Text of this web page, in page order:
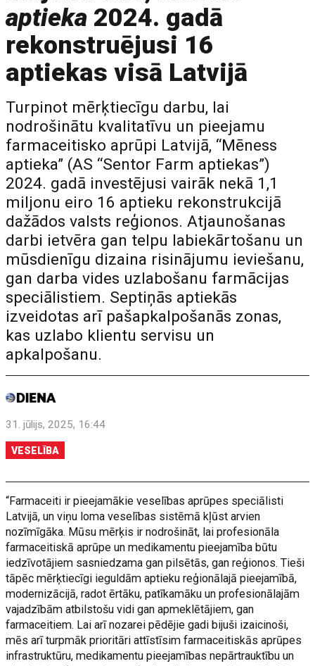
aptieka 2024. gadā
rekonstruējusi 16
aptiekas visā Latvijā
Turpinot mērķtiecīgu darbu, lai
nodrošinātu kvalitatīvu un pieejamu
farmaceitisko aprūpi Latvijā, “Mēness
aptieka” (AS “Sentor Farm aptiekas”)
2024. gadā investējusi vairāk nekā 1,1
miljonu eiro 16 aptieku rekonstrukcijā
dažādos valsts reģionos. Atjaunošanas
darbi ietvēra gan telpu labiekārtošanu un
mūsdienīgu dizaina risinājumu ieviešanu,
gan darba vides uzlabošanu farmācijas
speciālistiem. Septiņās aptiekās
izveidotas arī pašapkalpošanās zonas,
kas uzlabo klientu servisu un
apkalpošanu.
31. jūlijs, 2025, 16:44
VESELĪBA
“Farmaceiti ir pieejamākie veselības aprūpes speciālisti
Latvijā, un viņu loma veselības sistēmā kļūst arvien
nozīmīgāka. Mūsu mērķis ir nodrošināt, lai profesionāla
farmaceitiskā aprūpe un medikamentu pieejamība būtu
iedzīvotājiem sasniedzama gan pilsētās, gan reģionos. Tieši
tāpēc mērķtiecīgi ieguldām aptieku reģionālajā pieejamībā,
modernizācijā, radot ērtāku, patīkamāku un profesionālajām
vajadzībām atbilstošu vidi gan apmeklētājiem, gan
farmaceitiem. Lai arī nozarei pēdējie gadi bijuši izaicinoši,
mēs arī turpmāk prioritāri attīstīsim farmaceitiskās aprūpes
infrastruktūru, medikamentu pieejamības nepārtrauktību un